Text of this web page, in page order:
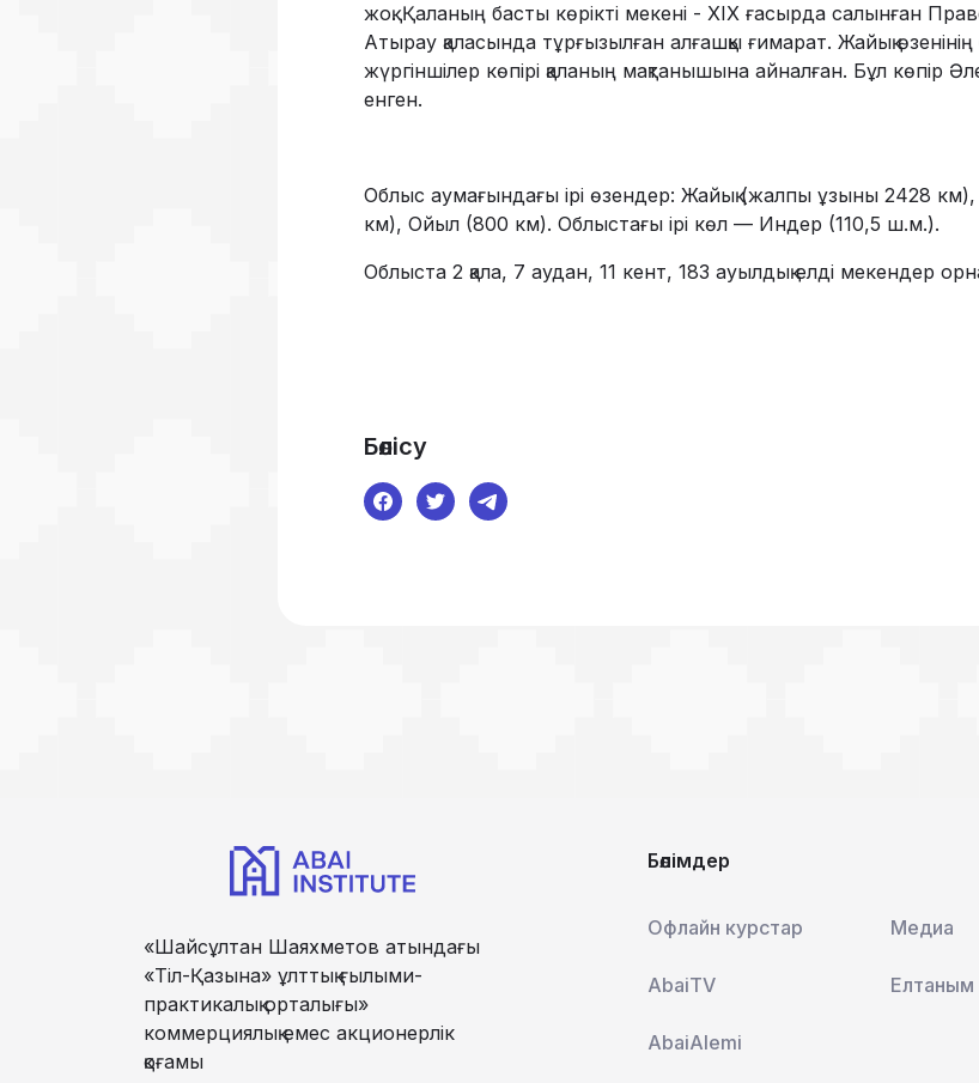
жоқ. Қаланың басты көрікті мекені - XIX ғасырда салынған
Атырау қаласында тұрғызылған алғашқы ғимарат. Жайық
жүргіншілер көпірі қаланың мақтанышына айналған. Бұл көпір
енген.
Облыс аумағындағы ірі өзендер: Жайық (жалпы ұзыны 2428
км), Ойыл (800 км). Облыстағы ірі көл — Индер (110,5 ш.м.).
Облыста 2 қала, 7 аудан, 11 кент, 183 ауылдық елді мекендер
Бөлісу
«Шайсұлтан Шаяхметов атындағы
«Тіл-Қазына» ұлттық ғылыми-
практикалық орталығы»
коммерциялық емес акционерлік
қоғамы
Бөлімдер
Офлайн курстар Медиа
AbaiTV Елтаным
AbaiAlemi